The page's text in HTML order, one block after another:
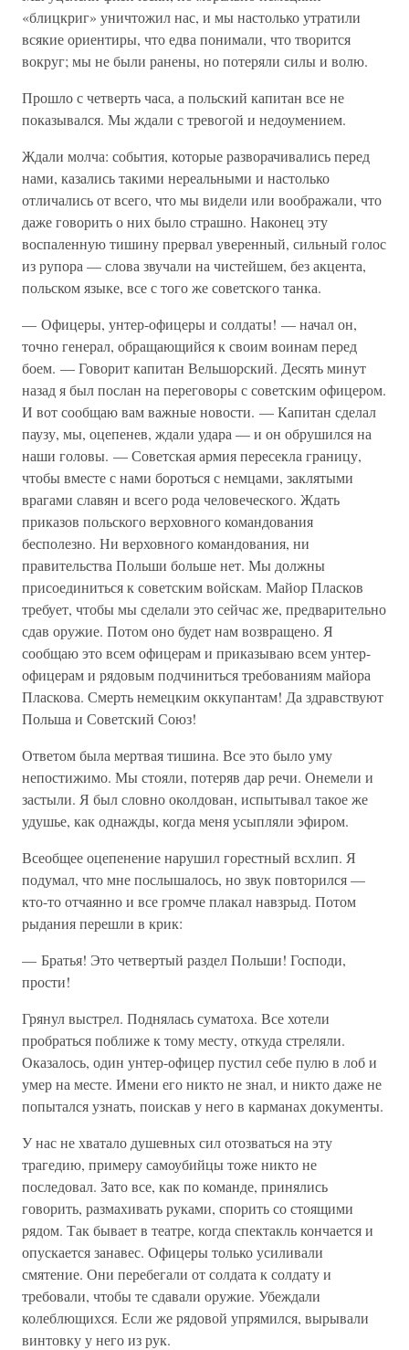
«блицкриг» уничтожил нас, и мы настолько утратили
всякие ориентиры, что едва понимали, что творится
вокруг; мы не были ранены, но потеряли силы и волю.
Прошло с четверть часа, а польский капитан все не
показывался. Мы ждали с тревогой и недоумением.
Ждали молча: события, которые разворачивались перед
нами, казались такими нереальными и настолько
отличались от всего, что мы видели или воображали, что
даже говорить о них было страшно. Наконец эту
воспаленную тишину прервал уверенный, сильный голос
из рупора — слова звучали на чистейшем, без акцента,
польском языке, все с того же советского танка.
— Офицеры, унтер-офицеры и солдаты! — начал он,
точно генерал, обращающийся к своим воинам перед
боем. — Говорит капитан Вельшорский. Десять минут
назад я был послан на переговоры с советским офицером.
И вот сообщаю вам важные новости. — Капитан сделал
паузу, мы, оцепенев, ждали удара — и он обрушился на
наши головы. — Советская армия пересекла границу,
чтобы вместе с нами бороться с немцами, заклятыми
врагами славян и всего рода человеческого. Ждать
приказов польского верховного командования
бесполезно. Ни верховного командования, ни
правительства Польши больше нет. Мы должны
присоединиться к советским войскам. Майор Пласков
требует, чтобы мы сделали это сейчас же, предварительно
сдав оружие. Потом оно будет нам возвращено. Я
сообщаю это всем офицерам и приказываю всем унтер-
офицерам и рядовым подчиниться требованиям майора
Пласкова. Смерть немецким оккупантам! Да здравствуют
Польша и Советский Союз!
Ответом была мертвая тишина. Все это было уму
непостижимо. Мы стояли, потеряв дар речи. Онемели и
застыли. Я был словно околдован, испытывал такое же
удушье, как однажды, когда меня усыпляли эфиром.
Всеобщее оцепенение нарушил горестный всхлип. Я
подумал, что мне послышалось, но звук повторился —
кто-то отчаянно и все громче плакал навзрыд. Потом
рыдания перешли в крик:
— Братья! Это четвертый раздел Польши! Господи,
прости!
Грянул выстрел. Поднялась суматоха. Все хотели
пробраться поближе к тому месту, откуда стреляли.
Оказалось, один унтер-офицер пустил себе пулю в лоб и
умер на месте. Имени его никто не знал, и никто даже не
попытался узнать, поискав у него в карманах документы.
У нас не хватало душевных сил отозваться на эту
трагедию, примеру самоубийцы тоже никто не
последовал. Зато все, как по команде, принялись
говорить, размахивать руками, спорить со стоящими
рядом. Так бывает в театре, когда спектакль кончается и
опускается занавес. Офицеры только усиливали
смятение. Они перебегали от солдата к солдату и
требовали, чтобы те сдавали оружие. Убеждали
колеблющихся. Если же рядовой упрямился, вырывали
винтовку у него из рук.